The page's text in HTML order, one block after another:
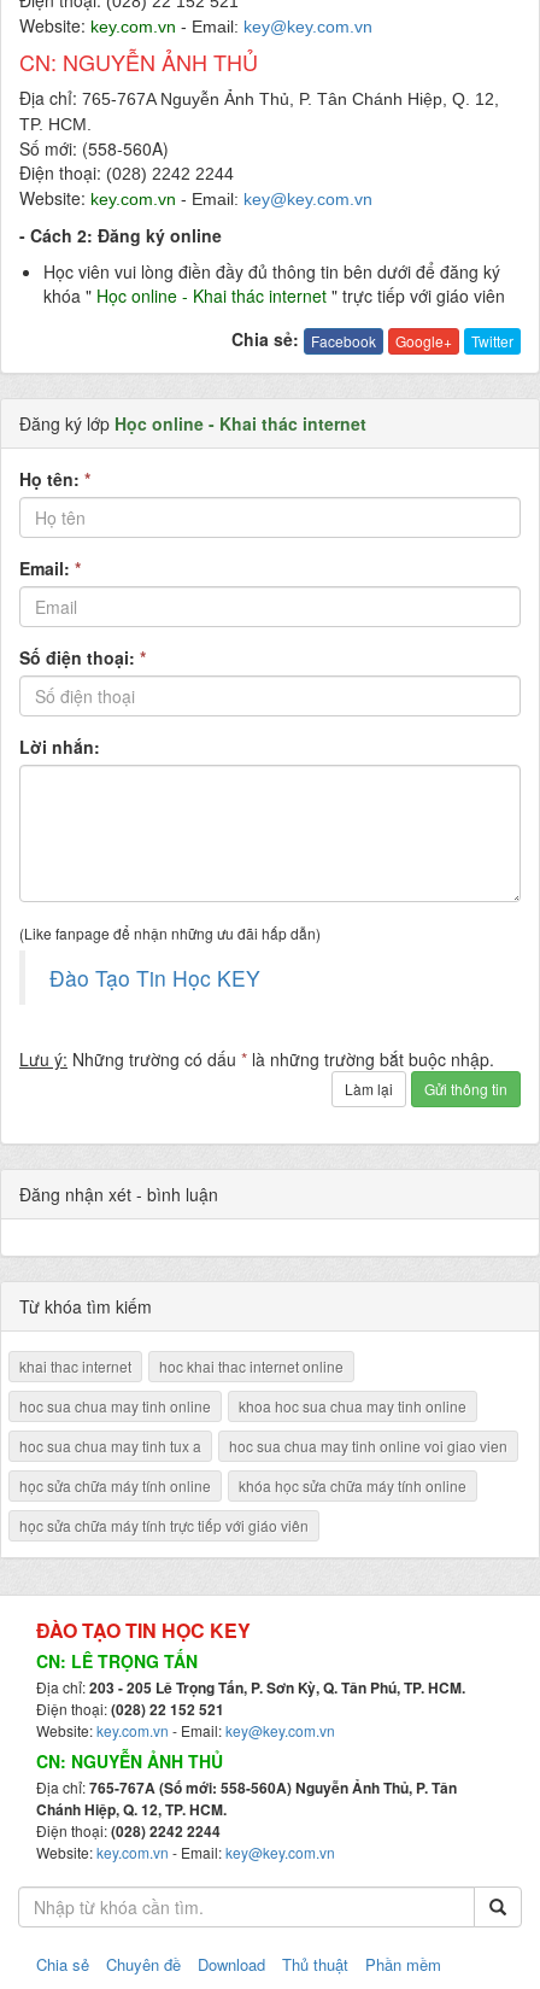
Website: key.com.vn - Email: key@key.com.vn
CN: NGUYỄN ẢNH THỦ
Địa chỉ: 765-767A Nguyễn Ảnh Thủ, P. Tân Chánh Hiệp, Q. 12,
TP. HCM.
Số mới: (558-560A)
Điện thoại: (028) 2242 2244
Website: key.com.vn - Email: key@key.com.vn
- Cách 2: Đăng ký online
Học viên vui lòng điền đầy đủ thông tin bên dưới để đăng ký
khóa " Học online - Khai thác internet " trực tiếp với giáo viên
Chia sẻ:
Facebook Google+ Twitter
Đăng ký lớp Học online - Khai thác internet
Họ tên: *
Email: *
Số điện thoại: *
Lời nhắn:
(Like fanpage để nhận những ưu đãi hấp dẫn)
Đào Tạo Tin Học KEY
Lưu ý: Những trường có dấu * là những trường bắt buộc nhập.
Làm lại Gửi thông tin
Đăng nhận xét - bình luận
Từ khóa tìm kiếm
khai thac internet
hoc khai thac internet online
hoc sua chua may tinh online
khoa hoc sua chua may tinh online
hoc sua chua may tinh tux a
hoc sua chua may tinh online voi giao vien
học sửa chữa máy tính online
khóa học sửa chữa máy tính online
học sửa chữa máy tính trực tiếp với giáo viên
ĐÀO TẠO TIN HỌC KEY
CN: LÊ TRỌNG TẤN
Địa chỉ:203 - 205 Lê Trọng Tấn, P. Sơn Kỳ, Q. Tân Phú, TP. HCM.
Điện thoại:(028) 22 152 521
Website:key.com.vn - Email:key@key.com.vn
CN: NGUYỄN ẢNH THỦ
Địa chỉ:765-767A (Số mới: 558-560A) Nguyễn Ảnh Thủ, P. Tân
Chánh Hiệp, Q. 12, TP. HCM.
Điện thoại:(028) 2242 2244
Website:key.com.vn - Email:key@key.com.vn
Chia sẻ Chuyên đề Download Thủ thuật Phần mềm